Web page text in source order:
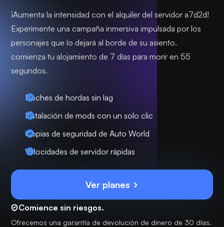
¡Aumenta la intensidad con el alquiler del servidor a7d2d!
Experimente una campaña inmersiva impulsada por los
personajes que lo dejará al borde de su asiento.
comienza tu alojamiento de 7 días para morir en 55
segundos.
Noches de hordas sin lag
Instalación de mods con un solo clic
Copias de seguridad de Auto World
Velocidades de servidor rápidas
Ver planes
Comience sin riesgos.
Ofrecemos una garantía de devolución de dinero de 30 días.